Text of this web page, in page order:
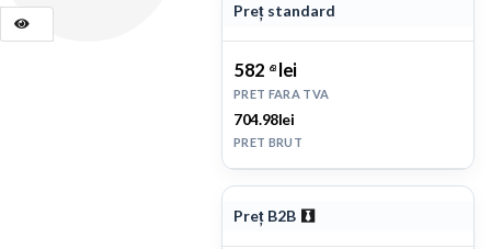
Preț standard
582 63lei
PRET FARA TVA
704.98lei
PRET BRUT
Preț B2B